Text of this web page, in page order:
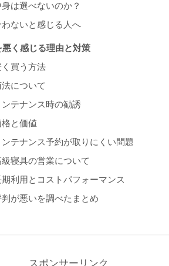
は選べないのか？
ないと感じる人へ
く感じる理由と対策
く買う方法
について
テナンス時の勧誘
と価値
テナンス予約が取りにくい問題
寝具の営業について
利用とコストパフォーマンス
が悪いを調べたまとめ
スポンサーリンク